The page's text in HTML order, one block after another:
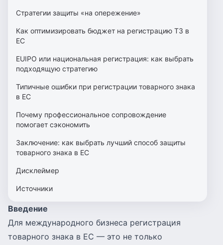
Стратегии защиты «на опережение»
Как оптимизировать бюджет на регистрацию ТЗ в
ЕС
EUIPO или национальная регистрация: как выбрать
подходящую стратегию
Типичные ошибки при регистрации товарного знака
в ЕС
Почему профессиональное сопровождение
помогает сэкономить
Заключение: как выбрать лучший способ защиты
товарного знака в ЕС
Дисклеймер
Источники
Введение
Для международного бизнеса регистрация
товарного знака в ЕС — это не только